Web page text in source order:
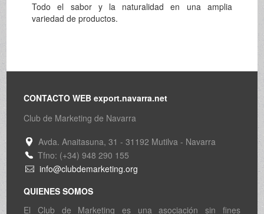
Todo el sabor y la naturalidad en una amplia
variedad de productos.
CONTACTO WEB export.navarra.net
Club de Marketing de Navarra
Avda. Anaitasuna, 31 - 31192 Mutilva - Navarra
Tfno: (+34) 948 290 155
info@clubdemarketing.org
QUIENES SOMOS
El Club de Marketing es una asociación sin fines